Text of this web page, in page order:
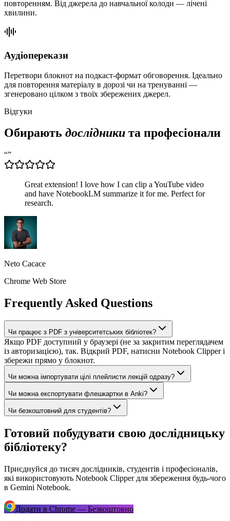
повторенням. Від джерела до навчальної колоди — лічені
хвилини.
Аудіоперекази
Перетвори блокнот на подкаст-формат обговорення. Ідеально
для повторення матеріалу в дорозі чи на тренуванні —
згенеровано цілком з твоїх збережених джерел.
Відгуки
Обирають дослідники та професіонали
“”
Great extension! I love how I can clip a YouTube video
and have NotebookLM summarize it for me. Perfect for
research.
Neto Cacace
Chrome Web Store
Frequently Asked Questions
Чи працює з PDF з університетських бібліотек?
Якщо PDF доступний у браузері (не за закритим переглядачем
із авторизацією), так. Відкрий PDF, натисни Notebook Clipper і
збережи прямо у блокнот.
Чи можна імпортувати цілі плейлисти лекцій одразу?
Чи можна експортувати флешкартки в Anki?
Чи безкоштовний для студентів?
Готовий побудувати свою дослідницьку
бібліотеку?
Приєднуйся до тисяч дослідників, студентів і професіоналів,
які використовують Notebook Clipper для збереження будь-чого
в Gemini Notebook.
Додати в Chrome — Безкоштовно